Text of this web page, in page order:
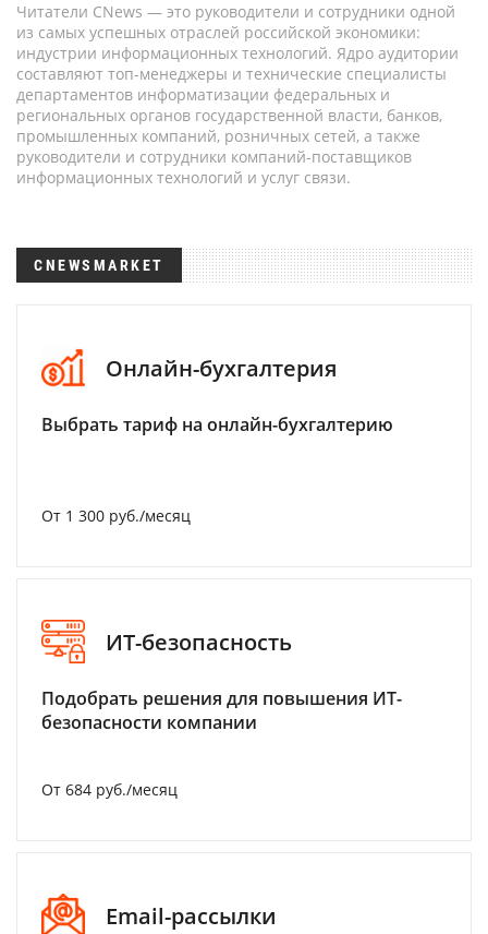
Читатели CNews — это руководители и сотрудники одной
из самых успешных отраслей российской экономики:
индустрии информационных технологий. Ядро аудитории
составляют топ-менеджеры и технические специалисты
департаментов информатизации федеральных и
региональных органов государственной власти, банков,
промышленных компаний, розничных сетей, а также
руководители и сотрудники компаний-поставщиков
информационных технологий и услуг связи.
CNEWSMARKET
Онлайн-бухгалтерия
Выбрать тариф на онлайн-бухгалтерию
От 1 300 руб./месяц
ИТ-безопасность
Подобрать решения для повышения ИТ-
безопасности компании
От 684 руб./месяц
Email-рассылки